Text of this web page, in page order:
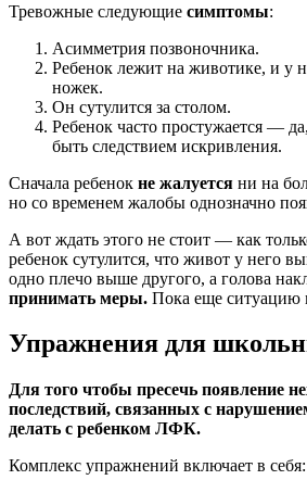
Тревожные следующие симптомы:
Асимметрия позвоночника.
Ребенок лежит на животике, и у
ножек.
Он сутулится за столом.
Ребенок часто простужается —
быть следствием искривления.
Сначала ребенок не жалуется ни на
но со временем жалобы однозначно
А вот ждать этого не стоит — как
ребенок сутулится, что живот у него
одно плечо выше другого, а голова
принимать меры. Пока еще ситуацию
Упражнения для
Для того чтобы пресечь появление
последствий, связанных с
делать с ребенком ЛФК.
Комплекс упражнений включает в себя: